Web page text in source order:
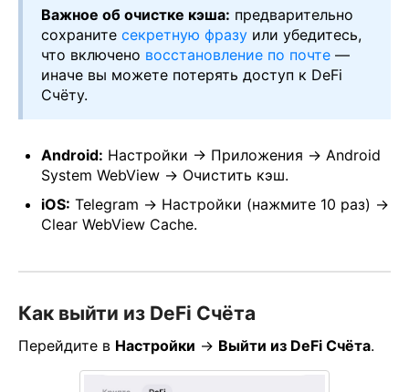
Важное об очистке кэша: предварительно
сохраните секретную фразу или убедитесь,
что включено восстановление по почте —
иначе вы можете потерять доступ к DeFi
Счёту.
Android: Настройки → Приложения → Android
System WebView → Очистить кэш.
iOS: Telegram → Настройки (нажмите 10 раз) →
Clear WebView Cache.
Как выйти из DeFi Счёта
Перейдите в Настройки → Выйти из DeFi Счёта.